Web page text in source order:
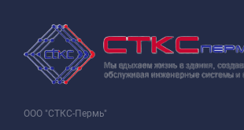
ООО "СТКС-Пермь"